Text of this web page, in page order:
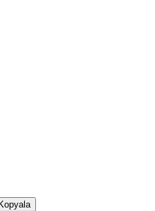
Kopyala